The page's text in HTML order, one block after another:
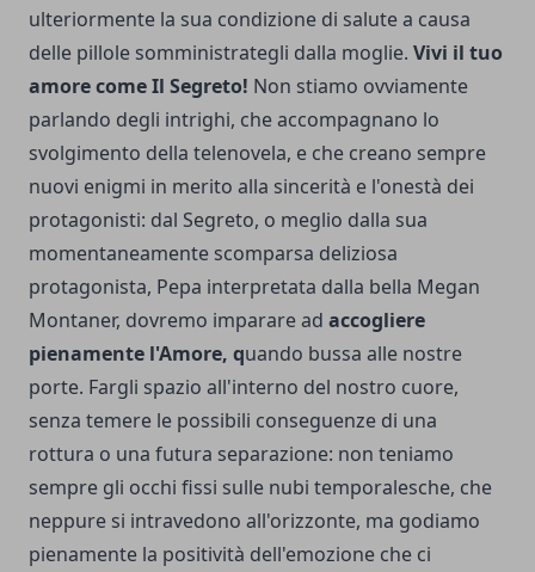
ulteriormente la sua condizione di salute a causa
delle pillole somministrategli dalla moglie. Vivi il tuo
amore come Il Segreto! Non stiamo ovviamente
parlando degli intrighi, che accompagnano lo
svolgimento della telenovela, e che creano sempre
nuovi enigmi in merito alla sincerità e l'onestà dei
protagonisti: dal Segreto, o meglio dalla sua
momentaneamente scomparsa deliziosa
protagonista, Pepa interpretata dalla bella Megan
Montaner, dovremo imparare ad accogliere
pienamente l'Amore, quando bussa alle nostre
porte. Fargli spazio all'interno del nostro cuore,
senza temere le possibili conseguenze di una
rottura o una futura separazione: non teniamo
sempre gli occhi fissi sulle nubi temporalesche, che
neppure si intravedono all'orizzonte, ma godiamo
pienamente la positività dell'emozione che ci